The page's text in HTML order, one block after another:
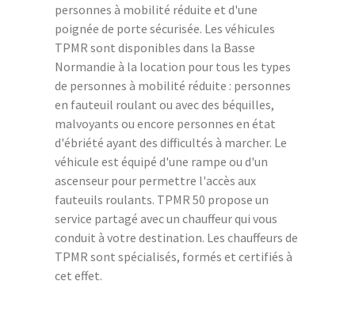
personnes à mobilité réduite et d'une
poignée de porte sécurisée. Les véhicules
TPMR sont disponibles dans la Basse
Normandie à la location pour tous les types
de personnes à mobilité réduite : personnes
en fauteuil roulant ou avec des béquilles,
malvoyants ou encore personnes en état
d'ébriété ayant des difficultés à marcher. Le
véhicule est équipé d'une rampe ou d'un
ascenseur pour permettre l'accès aux
fauteuils roulants. TPMR 50 propose un
service partagé avec un chauffeur qui vous
conduit à votre destination. Les chauffeurs de
TPMR sont spécialisés, formés et certifiés à
cet effet.